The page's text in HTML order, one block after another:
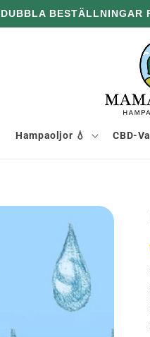
G GRATIS FÖR VARJE
Hampaoljor 💧 CBD-